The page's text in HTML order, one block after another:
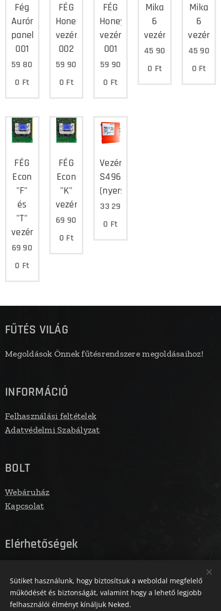
Fég
Auróra
panel
001
59 80
0 Ft
FÉG
Honeywell
vezérlő
002
59 90
0 Ft
FÉG
Honeywell
vezérlő
001
59 90
0 Ft
Mika
6
vezérlőpanel
45 90
0 Ft
Mika
6
45 90
0 Ft
FÉG
Econ
"F"
és
"T"
vezérlőpanel
69 90
0 Ft
FÉG
Econ
"K"
vezérlőpanel
69 90
0 Ft
Vezérlő
S4965CM3076B
(nyers)
33 29
0 Ft
FŰTÉS VILÁG
Megoldások Önnek fűtésrendszere megoldásaihoz!
INFORMÁCIÓ
Felhasználási feltételek
Adatvédelmi Szabályzat
BOLT
Webáruház
Kapcsolat
Elérhetőségek
Telefonszám: 06305731961
Sütiket használunk, hogy biztosítsuk a weboldal megfelelő
működését és biztonságát, valamint hogy a lehető legjobb
felhasználói élményt kínáljuk Neked.